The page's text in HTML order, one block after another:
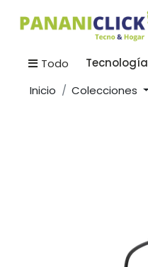
Todo Tecnología
Inicio
Colecciones